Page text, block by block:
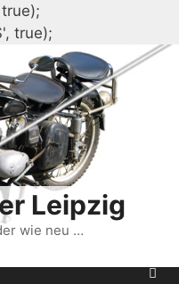
true);
true);
Inhalt
springen
Leipzig
wie neu …